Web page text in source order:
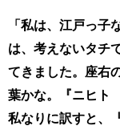
「私は、江戸っ子
は、 考えないタチ
てきました。
座右
葉かな。
『ニヒ
私なりに訳すと、